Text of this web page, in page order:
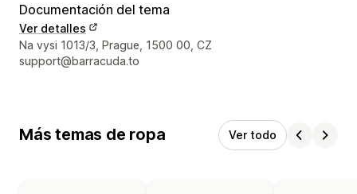
Documentación del tema
Ver detalles
Detalles de contacto del diseñador
Na vysi 1013/3, Prague, 1500 00, CZ
support@barracuda.to
Más temas de ropa Ver todo